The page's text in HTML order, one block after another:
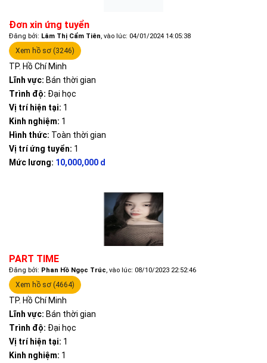
Đơn xin ứng tuyển
Đăng bởi: Lâm Thị Cẩm Tiên, vào lúc: 04/01/2024 14:05:38
Xem hồ sơ (3246)
TP. Hồ Chí Minh
Lĩnh vực: Bán thời gian
Trình độ: Đại học
Vị trí hiện tại: 1
Kinh nghiệm: 1
Hình thức: Toàn thời gian
Vị trí ứng tuyển: 1
Mức lương: 10,000,000 d
PART TIME
Đăng bởi: Phan Hồ Ngọc Trúc, vào lúc: 08/10/2023 22:52:46
Xem hồ sơ (4664)
TP. Hồ Chí Minh
Lĩnh vực: Bán thời gian
Trình độ: Đại học
Vị trí hiện tại: 1
Kinh nghiệm: 1